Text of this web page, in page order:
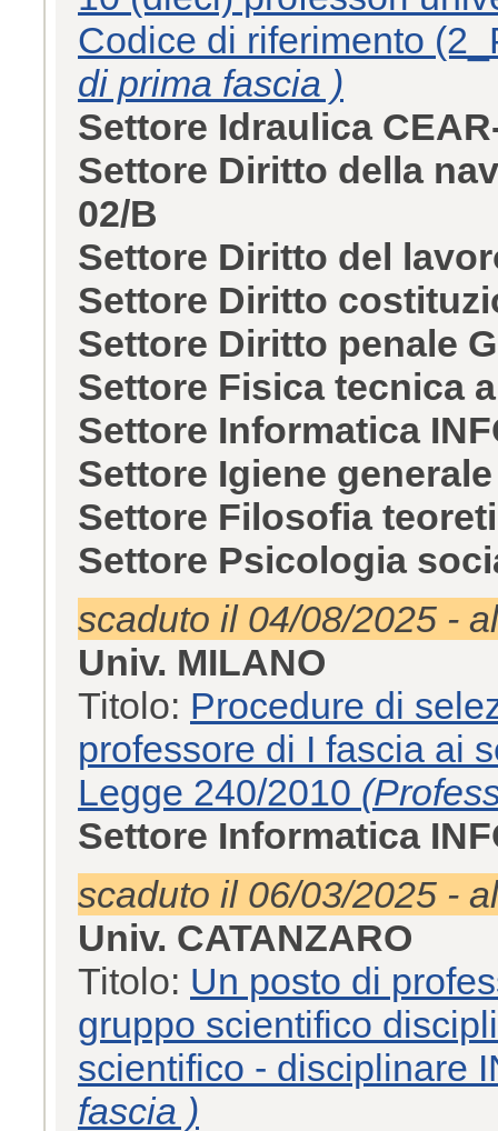
Codice di riferimento
di prima fascia )
Settore Idraulica
Settore Diritto della
02/B
Settore Diritto del
Settore Diritto
Settore Diritto penale
Settore Fisica tecnica
Settore Informatica
Settore Igiene
Settore Filosofia
Settore Psicologia
scaduto il 04/08/2025 -
Univ. MILANO
Titolo: Procedure di
professore di I fascia ai
Legge 240/2010
Settore Informatica
scaduto il 06/03/2025 -
Univ. CATANZARO
Titolo: Un posto di
gruppo scientifico
scientifico - disciplinare
fascia )